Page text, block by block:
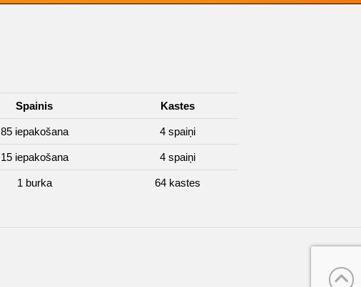
Spainis Kastes
85 iepakošana 4 spaiņi
15 iepakošana 4 spaiņi
1 burka 64 kastes